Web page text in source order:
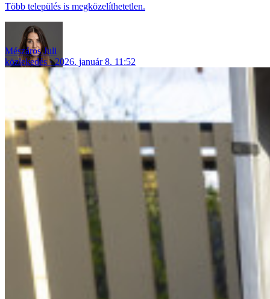
Több település is megközelíthetetlen.
Mészáros Juli
közlekedés
2026. január 8. 11:52